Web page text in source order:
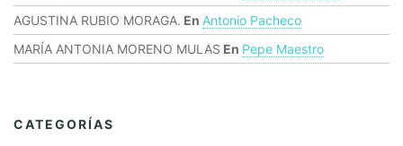
AGUSTINA RUBIO MORAGA. En Antonio Pacheco
MARÍA ANTONIA MORENO MULAS En Pepe Maestro
CATEGORÍAS